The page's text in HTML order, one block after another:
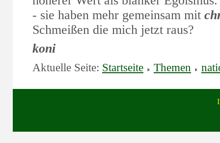
- sie haben mehr gemeinsam mit
Schmeißen die mich jetzt raus?
koni
Aktuelle Seite: Startseite Themen